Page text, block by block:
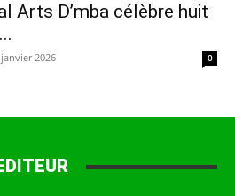
Arts D’mba célèbre huit
janvier 2026 0